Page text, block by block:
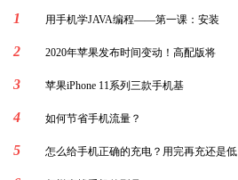
1
用手机学JAVA编程——第一课：安装
2 2020年苹果发布时间变动！高配版将
3 苹果iPhone 11系列三款手机基
4 如何节省手机流量？
5 怎么给手机正确的充电？用完再充还是低